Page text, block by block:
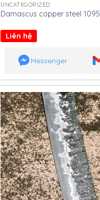
UNCATEGORIZED
Damascus copper steel 1095
Liên hệ
Messenger